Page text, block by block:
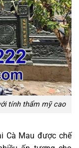
tính thẩm mỹ cao
Cà Mau được chế